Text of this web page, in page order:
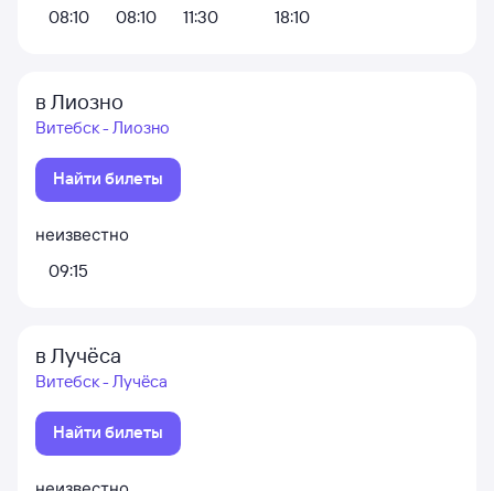
08:10
08:10
11:30
18:10
в Лиозно
Витебск - Лиозно
Найти билеты
неизвестно
09:15
в Лучёса
Витебск - Лучёса
Найти билеты